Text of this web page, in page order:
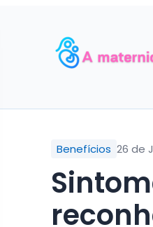
Benefícios 26 de